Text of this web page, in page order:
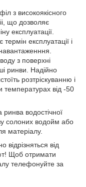
з високоякісного
що дозволяє
експлуатації.
експлуатації і
з поверхні
ринви. Надійно
розтріскуванню і
температурах від -50
водостічної
солоних водойм або
матеріалу.
відрізняться від
Щоб отримати
телефонуйте за